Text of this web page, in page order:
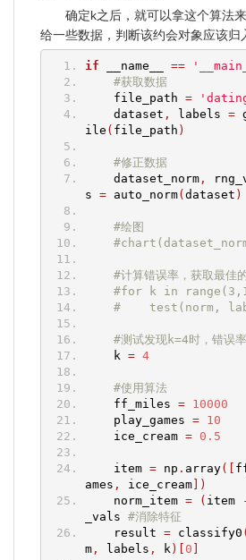
确定k之后，就可以拿这个算法
给一些数据，判断该约会对象应该归
if __name__ ==
#获取数据
file_path =
dataset , labels =
ile ( file_path )
#修正数据
dataset_norm,
s = auto_norm( dataset )
#绘图
#计算错误率，获取最佳
#for k in
#    test(norm,
#测试发现k=4时，错误
k = 4
#使用算法
ff_miles =
10000
play_games =
10
ice_cream = 0.5
item = np . array([
ames , ice_cream])
norm_item = ( item
_vals #消除特征
result = classify0 (
m, labels , k)[ 0